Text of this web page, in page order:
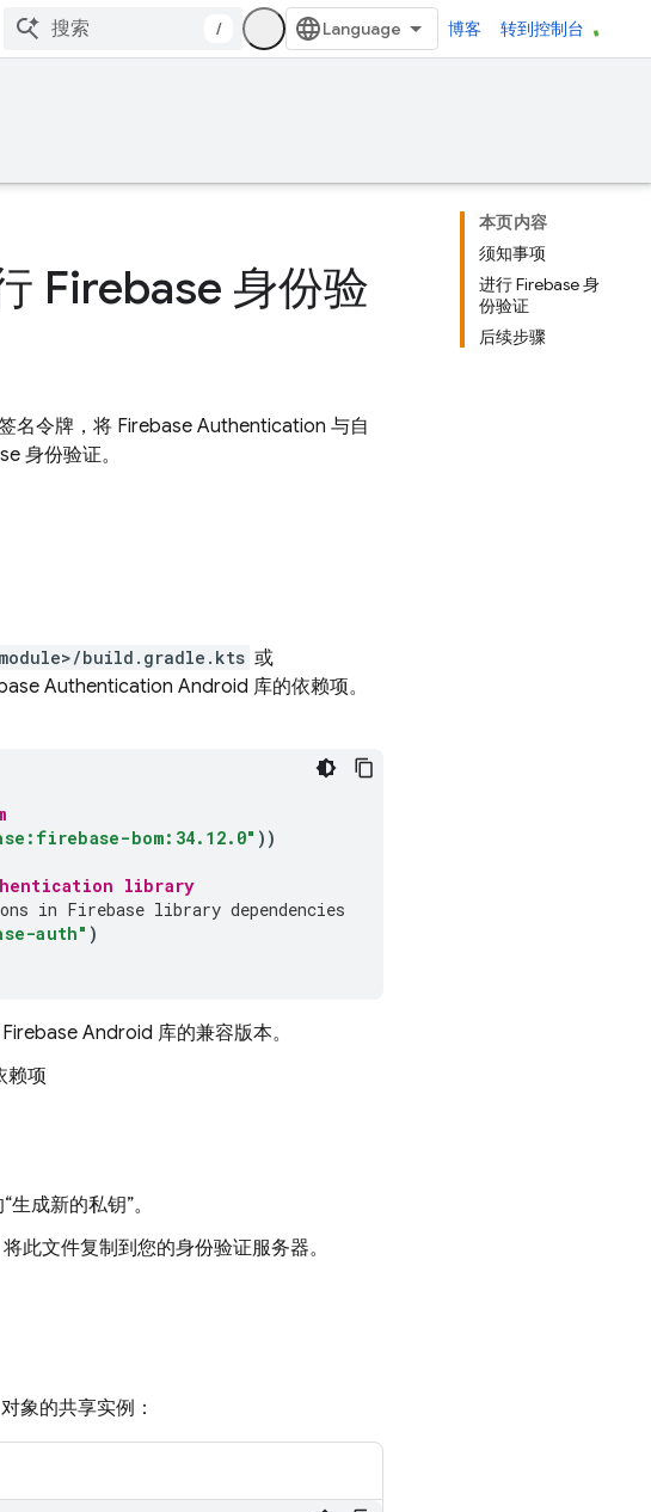
/ 博客 转到控制台
本页内容
须知事项
进行 Firebase 身
份验证
后续步骤
Firebase 身份验
名令牌，将 Firebase Authentication 与自
身份验证。
build.gradle.kts 或
Authentication Android 库的依赖项。
bom:34.12.0" ))
library
in Firebase library dependencies
auth" )
Android 库的兼容版本。
赖项
生成新的私钥”。
此文件复制到您的身份验证服务器。
对象的共享实例：